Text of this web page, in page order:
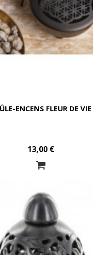
ENCENS FLEUR DE VIE
13,00 €